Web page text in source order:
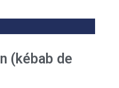
(kébab de